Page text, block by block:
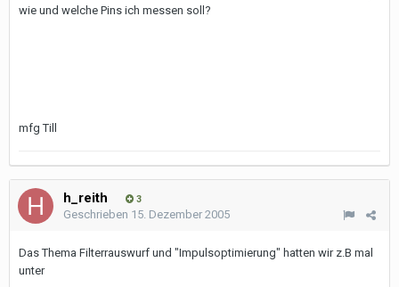
wie und welche Pins ich messen soll?
mfg Till
h_reith 3
Geschrieben 15. Dezember 2005
Das Thema Filterrauswurf und "Impulsoptimierung" hatten wir z.B mal
unter